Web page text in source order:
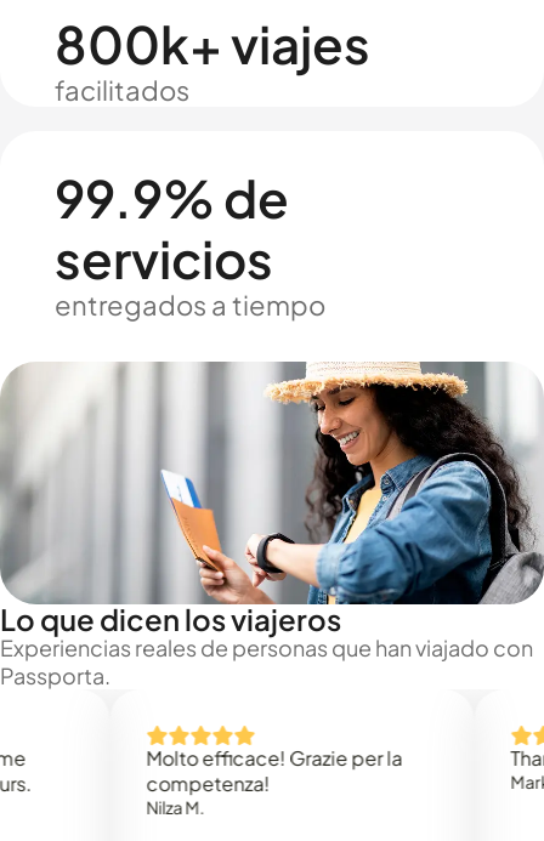
800k+ viajes
facilitados
99.9% de
servicios
entregados a tiempo
Lo que dicen los viajeros
Experiencias reales de personas que han viajado con
Passporta.
Molto efficace! Grazie per la
competenza!
Thank